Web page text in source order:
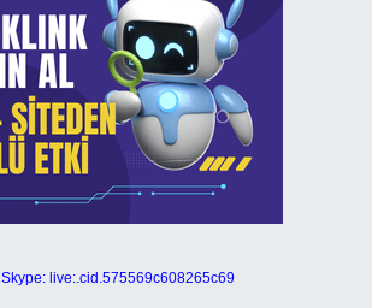
Skype: live:.cid.575569c608265c69